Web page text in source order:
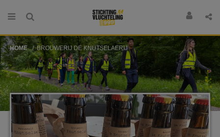
HOME BROUWERIJ DE KNUTSELAERIJ